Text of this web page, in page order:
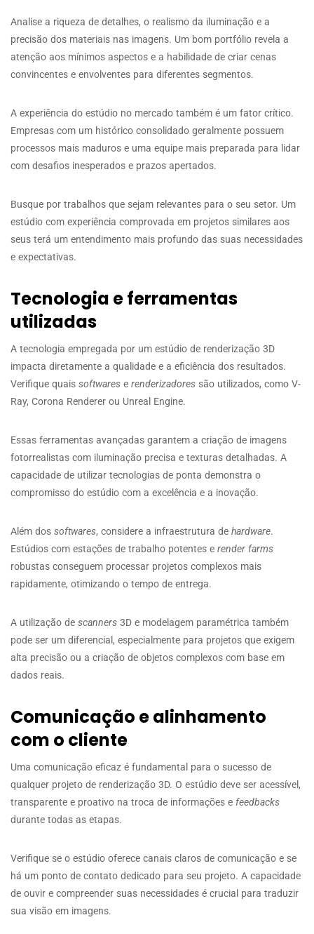
Analise a riqueza de detalhes, o realismo da iluminação e a
precisão dos materiais nas imagens. Um bom portfólio revela a
atenção aos mínimos aspectos e a habilidade de criar cenas
convincentes e envolventes para diferentes segmentos.
A experiência do estúdio no mercado também é um fator crítico.
Empresas com um histórico consolidado geralmente possuem
processos mais maduros e uma equipe mais preparada para lidar
com desafios inesperados e prazos apertados.
Busque por trabalhos que sejam relevantes para o seu setor. Um
estúdio com experiência comprovada em projetos similares aos
seus terá um entendimento mais profundo das suas necessidades
e expectativas.
Tecnologia e ferramentas
utilizadas
A tecnologia empregada por um estúdio de renderização 3D
impacta diretamente a qualidade e a eficiência dos resultados.
Verifique quais softwares e renderizadores são utilizados, como V-
Ray, Corona Renderer ou Unreal Engine.
Essas ferramentas avançadas garantem a criação de imagens
fotorrealistas com iluminação precisa e texturas detalhadas. A
capacidade de utilizar tecnologias de ponta demonstra o
compromisso do estúdio com a excelência e a inovação.
Além dos softwares, considere a infraestrutura de hardware.
Estúdios com estações de trabalho potentes e render farms
robustas conseguem processar projetos complexos mais
rapidamente, otimizando o tempo de entrega.
A utilização de scanners 3D e modelagem paramétrica também
pode ser um diferencial, especialmente para projetos que exigem
alta precisão ou a criação de objetos complexos com base em
dados reais.
Comunicação e alinhamento
com o cliente
Uma comunicação eficaz é fundamental para o sucesso de
qualquer projeto de renderização 3D. O estúdio deve ser acessível,
transparente e proativo na troca de informações e feedbacks
durante todas as etapas.
Verifique se o estúdio oferece canais claros de comunicação e se
há um ponto de contato dedicado para seu projeto. A capacidade
de ouvir e compreender suas necessidades é crucial para traduzir
sua visão em imagens.